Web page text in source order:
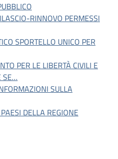
RINNOVO PERMESSI
SPORTELLO UNICO PER
PER LE LIBERTÀ CIVILI E
SE…
SULLA
DELLA REGIONE